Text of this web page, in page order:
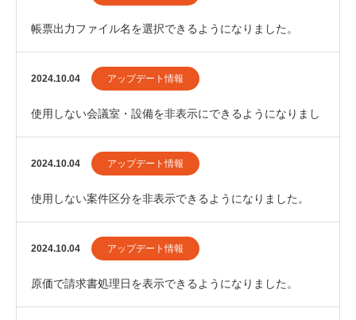
帳票出力ファイル名を選択できるようになりました。
2024.10.04 アップデート情報
使用しない会議室・設備を非表示にできるようになりまし
た。
2024.10.04 アップデート情報
使用しない案件区分を非表示できるようになりました。
2024.10.04 アップデート情報
原価で請求書処理日を表示できるようになりました。